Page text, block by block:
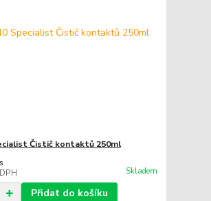
Čistič kontaktů 250ml
Skladem
Přidat do košíku